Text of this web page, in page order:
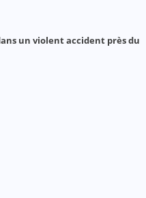
un violent accident près du